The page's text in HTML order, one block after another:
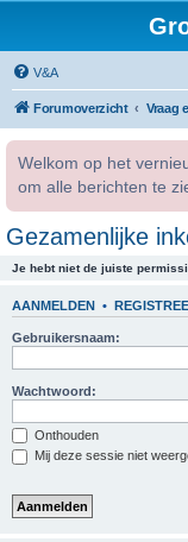
V&A
Forumoverzicht
Welkom op het
om alle berichten te
Gezamenlijke
Je hebt niet de juiste
AANMELDEN •
Gebruikersnaam:
Wachtwoord:
Onthouden
Mij deze sessie niet